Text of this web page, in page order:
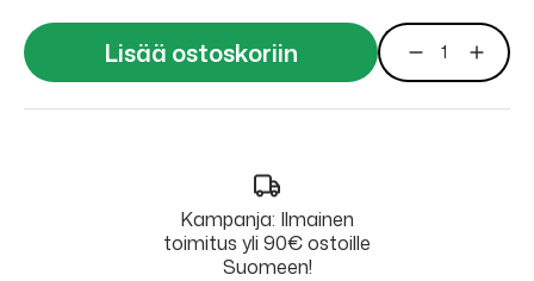
Lisää ostoskoriin
Kampanja: Ilmainen
toimitus yli 90€ ostoille
Suomeen!